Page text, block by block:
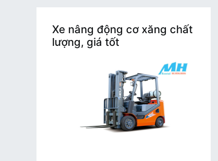
Xe nâng động cơ xăng chất
lượng, giá tốt